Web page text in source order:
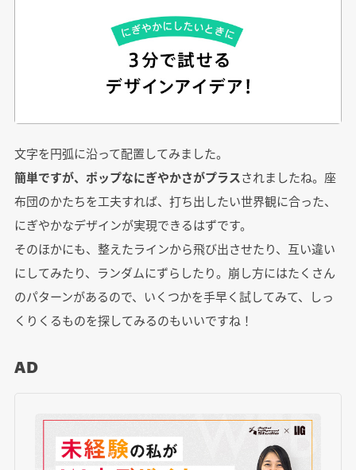
文字を円弧に沿って配置してみました。
簡単ですが、ポップなにぎやかさがプラスされましたね。座
布団のかたちを工夫すれば、打ち出したい世界観に合った、
にぎやかなデザインが実現できるはずです。
そのほかにも、整えたラインから飛び出させたり、互い違い
にしてみたり、ランダムにずらしたり。崩し方にはたくさん
のパターンがあるので、いくつかを手早く試してみて、しっ
くりくるものを探してみるのもいいですね！
AD